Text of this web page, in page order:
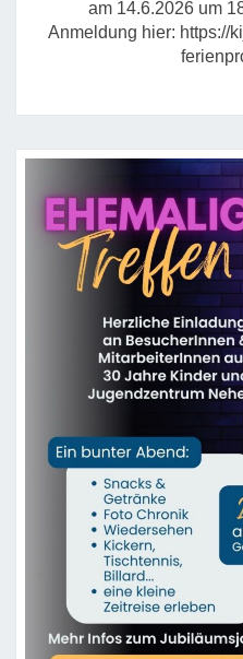
am 14.6.2026 um
Anmeldung hier: https://